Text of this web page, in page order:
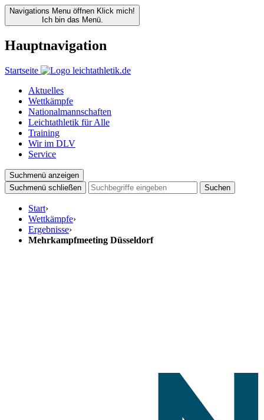
Navigations Menu öffnen Klick mich!
Ich bin das Menü.
Hauptnavigation
Startseite
Aktuelles
Wettkämpfe
Nationalmannschaften
Leichtathletik für Alle
Training
Wir im DLV
Service
Suchmenü anzeigen
Suchmenü schließen
Suchen
Start›
Wettkämpfe›
Ergebnisse›
Mehrkampfmeeting Düsseldorf